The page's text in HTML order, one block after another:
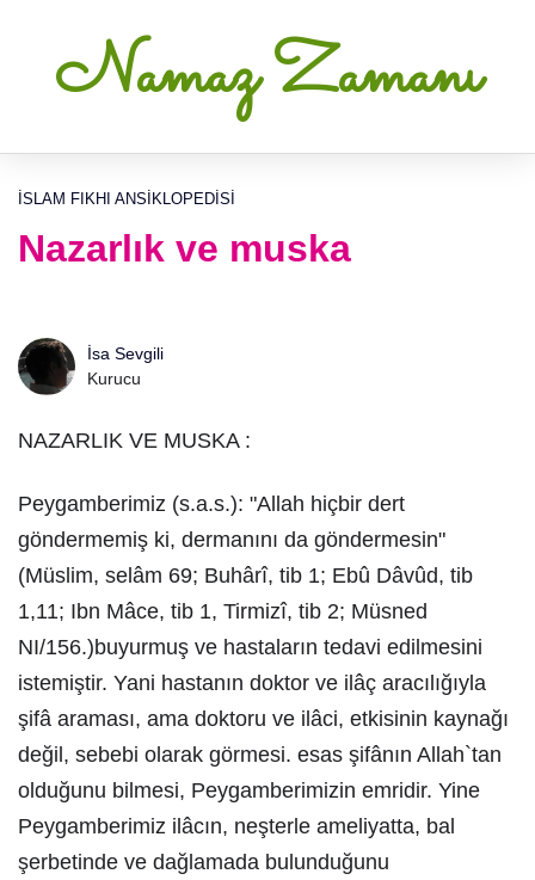
Namaz Zamanı
İSLAM FIKHI ANSIKLOPEDISI
Nazarlık ve muska
İsa Sevgili
Kurucu
NAZARLIK VE MUSKA :
Peygamberimiz (s.a.s.): "Allah hiçbir dert
göndermemiş ki, dermanını da göndermesin"
(Müslim, selâm 69; Buhârî, tib 1; Ebû Dâvûd, tib
1,11; Ibn Mâce, tib 1, Tirmizî, tib 2; Müsned
NI/156.)buyurmuş ve hastaların tedavi edilmesini
istemiştir. Yani hastanın doktor ve ilâç aracılığıyla
şifâ araması, ama doktoru ve ilâci, etkisinin kaynağı
değil, sebebi olarak görmesi. esas şifânın Allah`tan
olduğunu bilmesi, Peygamberimizin emridir. Yine
Peygamberimiz ilâcın, neşterle ameliyatta, bal
şerbetinde ve dağlamada bulunduğunu